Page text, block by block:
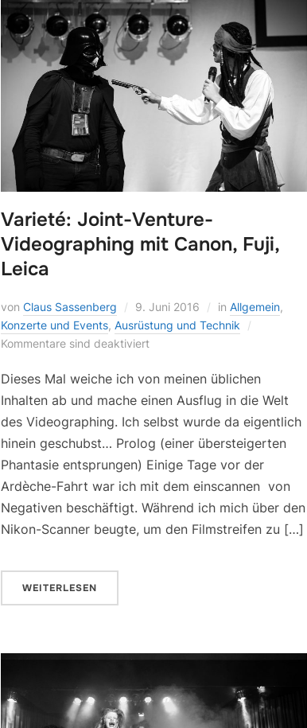
Varieté: Joint-Venture-
Videographing mit Canon, Fuji,
Leica
vonClaus Sassenberg 9. Juni 2016 in Allgemein,
Konzerte und Events, Ausrüstung und Technik
Kommentare sind deaktiviert
Dieses Mal weiche ich von meinen üblichen
Inhalten ab und mache einen Ausflug in die Welt
des Videographing. Ich selbst wurde da eigentlich
hinein geschubst… Prolog (einer übersteigerten
Phantasie entsprungen) Einige Tage vor der
Ardèche-Fahrt war ich mit dem einscannen von
Negativen beschäftigt. Während ich mich über den
Nikon-Scanner beugte, um den Filmstreifen zu […]
WEITERLESEN